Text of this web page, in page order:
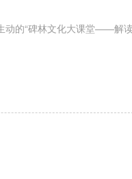
动的“碑林文化大课堂——解